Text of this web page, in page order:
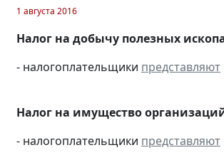
1 августа 2016
Налог на добычу полезных
- налогоплательщики представляют
Налог на имущество
- налогоплательщики представляют